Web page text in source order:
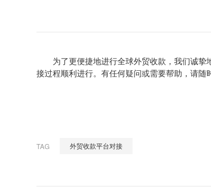
为了更便捷地进行全球外贸收款，我们诚
接过程顺利进行。有任何疑问或需要帮助，请随
TAG 外贸收款平台对接